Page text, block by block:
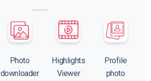
Photo
downloader
Highlights
Viewer
Profile
photo